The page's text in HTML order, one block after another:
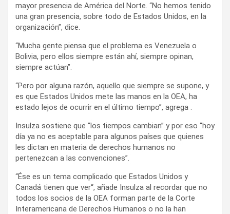
mayor presencia de América del Norte. “No hemos tenido
una gran presencia, sobre todo de Estados Unidos, en la
organización”, dice.
“Mucha gente piensa que el problema es Venezuela o
Bolivia, pero ellos siempre están ahí, siempre opinan,
siempre actúan”.
“Pero por alguna razón, aquello que siempre se supone, y
es que Estados Unidos mete las manos en la OEA, ha
estado lejos de ocurrir en el último tiempo”, agrega .
Insulza sostiene que “los tiempos cambian” y por eso “hoy
día ya no es aceptable para algunos países que quienes
les dictan en materia de derechos humanos no
pertenezcan a las convenciones”.
“Ése es un tema complicado que Estados Unidos y
Canadá tienen que ver“, añade Insulza al recordar que no
todos los socios de la OEA forman parte de la Corte
Interamericana de Derechos Humanos o no la han